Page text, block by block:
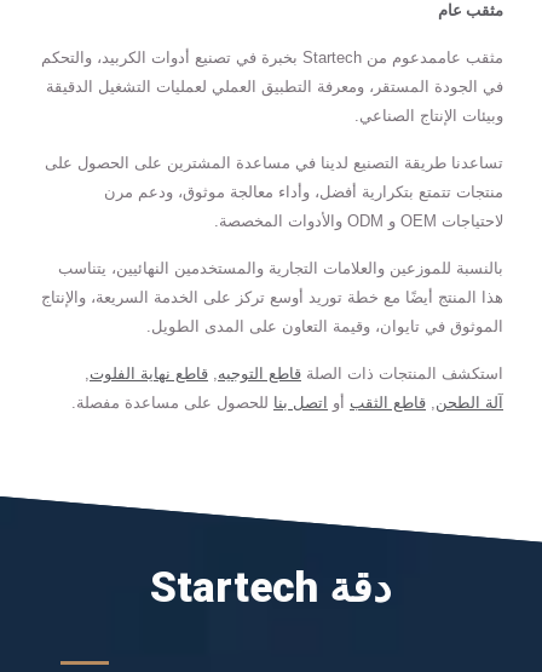
مثقب عام
مثقب عاممدعوم من Startech بخبرة في تصنيع أدوات الكربيد، والتحكم
في الجودة المستقر، ومعرفة التطبيق العملي لعمليات التشغيل الدقيقة
وبيئات الإنتاج الصناعي.
تساعدنا طريقة التصنيع لدينا في مساعدة المشترين على الحصول على
منتجات تتمتع بتكرارية أفضل، وأداء معالجة موثوق، ودعم مرن
لاحتياجات OEM و ODM والأدوات المخصصة.
بالنسبة للموزعين والعلامات التجارية والمستخدمين النهائيين، يتناسب
هذا المنتج أيضًا مع خطة توريد أوسع تركز على الخدمة السريعة، والإنتاج
الموثوق في تايوان، وقيمة التعاون على المدى الطويل.
استكشف المنتجات ذات الصلة قاطع التوجيه, قاطع نهاية الفلوت,
آلة الطحن, قاطع الثقب أو اتصل بنا للحصول على مساعدة مفصلة.
Startech دقة